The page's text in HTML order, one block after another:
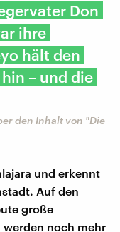
Don
ihre
hält den
– und die
den Inhalt von "Die
und erkennt
Auf den
große
noch mehr